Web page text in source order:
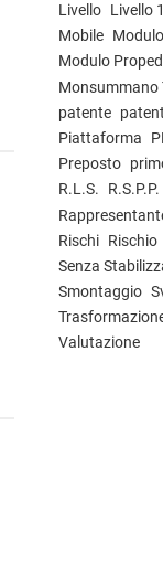
Livello Livello 1
Mobile
Modulo
Monsummano
patente
Piattaforma
Preposto
R.L.S.
R.S.P.P.
Rischi Rischio
Senza
Smontaggio
Valutazione